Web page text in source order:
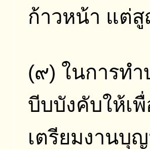
ก้าวหน้า แต่
(๙) ในการท
บีบบังคับให้เ
เตรียมงานบุ